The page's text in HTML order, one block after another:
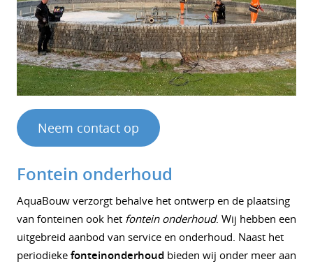
Neem contact op
Fontein onderhoud
AquaBouw verzorgt behalve het ontwerp en de plaatsing
van fonteinen ook het fontein onderhoud. Wij hebben een
uitgebreid aanbod van service en onderhoud. Naast het
periodieke fonteinonderhoud bieden wij onder meer aan